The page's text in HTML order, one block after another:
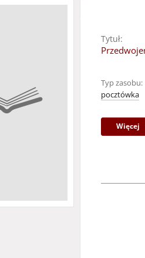
Tytuł:
Typ zasobu:
pocztówka
Więcej